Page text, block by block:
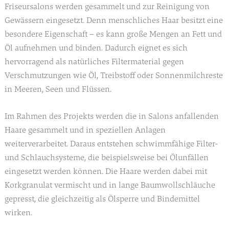
Friseursalons werden gesammelt und zur Reinigung von
Gewässern eingesetzt. Denn menschliches Haar besitzt eine
besondere Eigenschaft – es kann große Mengen an Fett und
Öl aufnehmen und binden. Dadurch eignet es sich
hervorragend als natürliches Filtermaterial gegen
Verschmutzungen wie Öl, Treibstoff oder Sonnenmilchreste
in Meeren, Seen und Flüssen.
Im Rahmen des Projekts werden die in Salons anfallenden
Haare gesammelt und in speziellen Anlagen
weiterverarbeitet. Daraus entstehen schwimmfähige Filter-
und Schlauchsysteme, die beispielsweise bei Ölunfällen
eingesetzt werden können. Die Haare werden dabei mit
Korkgranulat vermischt und in lange Baumwollschläuche
gepresst, die gleichzeitig als Ölsperre und Bindemittel
wirken.